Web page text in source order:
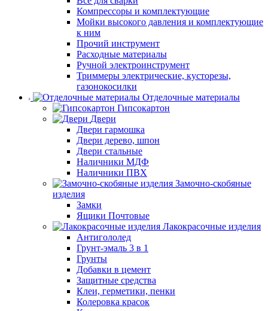
Компрессоры и комплектующие
Мойки высокого давления и комплектующие
к ним
Прочий инструмент
Расходные материалы
Ручной электроинструмент
Триммеры электрические, кусторезы,
газонокосилки
Отделочные материалы
Гипсокартон
Двери
Двери гармошка
Двери дерево, шпон
Двери стальные
Наличники МДФ
Наличники ПВХ
Замочно-скобяные
изделия
Замки
Ящики Почтовые
Лакокрасочные изделия
Антигололед
Грунт-эмаль 3 в 1
Грунты
Добавки в цемент
Защитные средства
Клеи, герметики, пенки
Колеровка красок